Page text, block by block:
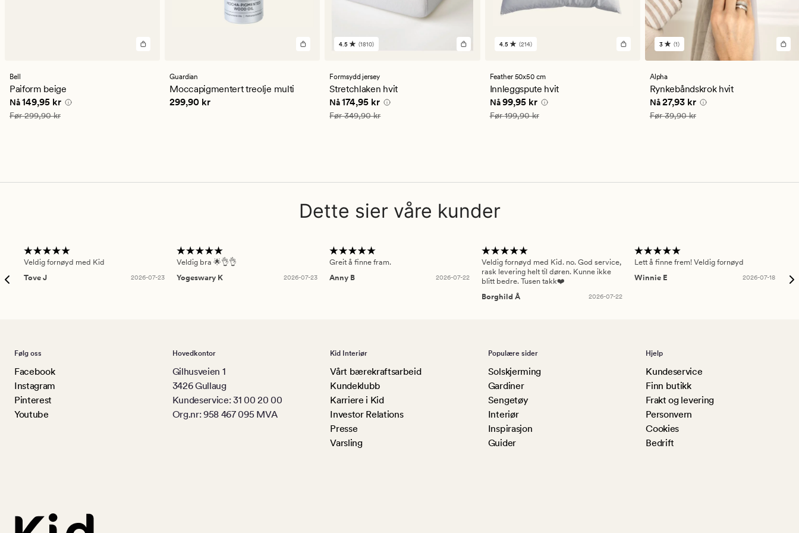
Bell
Paiform beige
Nåværende pris
Nå149,95 kr
Vanlig pris 299,90 kr
Før299,90 kr
Guardian
Moccapigmentert treolje multi
Pris 299,90 kr
299,90 kr
1810
en
gjennomsnittlig
vurdering
på
4.5
4.5 (1810)
Formsydd jersey
Stretchlaken hvit
Nåværende pris
Nå 174,95 kr
Vanlig pris 349,90 kr
Før349,90 kr
214
en
gjennomsnittlig
vurdering
på
4.5
4.5 (214)
Feather 50x50 cm
Innleggspute hvit
Nåværende pris
Nå 99,95 kr
Vanlig pris 199,90 kr
Før199,90 kr
1
anmeldelser
en
gjennomsnittlig
vurdering
på
3
3 (1)
Alpha
Rynkebåndskrok hvit
Nåværende pris
Nå 27,93 kr
Vanlig pris 39,90 kr
Før39,90 kr
Dette sier våre kunder
Veldig fornøyd med Kid
Tove J
2026-07-23
Veldig bra 🌟👌👌
Yogeswary K
2026-07-23
Greit å finne fram.
Anny B
2026-07-22
Veldig fornøyd med Kid. no. God service,
rask levering helt til døren. Kunne ikke
blitt bedre. Tusen takk❤️
Borghild Å
2026-07-22
Lett å finne frem! Veldig fornøyd
Winnie E
2026-07-18
Følg oss
Facebook
Instagram
Pinterest
Youtube
Hovedkontor
Gilhusveien 1
3426 Gullaug
Kundeservice: 31 00 20 00
Org.nr: 958 467 095 MVA
Kid Interiør
Vårt bærekraftsarbeid
Kundeklubb
Karriere i Kid
Investor Relations
Presse
Varsling
Populære sider
Solskjerming
Gardiner
Sengetøy
Interiør
Inspirasjon
Guider
Hjelp
Kundeservice
Finn butikk
Frakt og levering
Personvern
Cookies
Bedrift